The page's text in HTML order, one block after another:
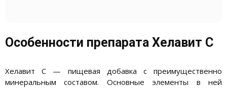
Особенности препарата Хелавит С
Хелавит С — пищевая добавка с преимущественно
минеральным составом. Основные элементы в ней